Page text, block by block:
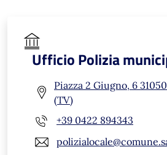
Ufficio Polizia
Piazza 2 Giugno, 6
(TV)
+39 0422 894343